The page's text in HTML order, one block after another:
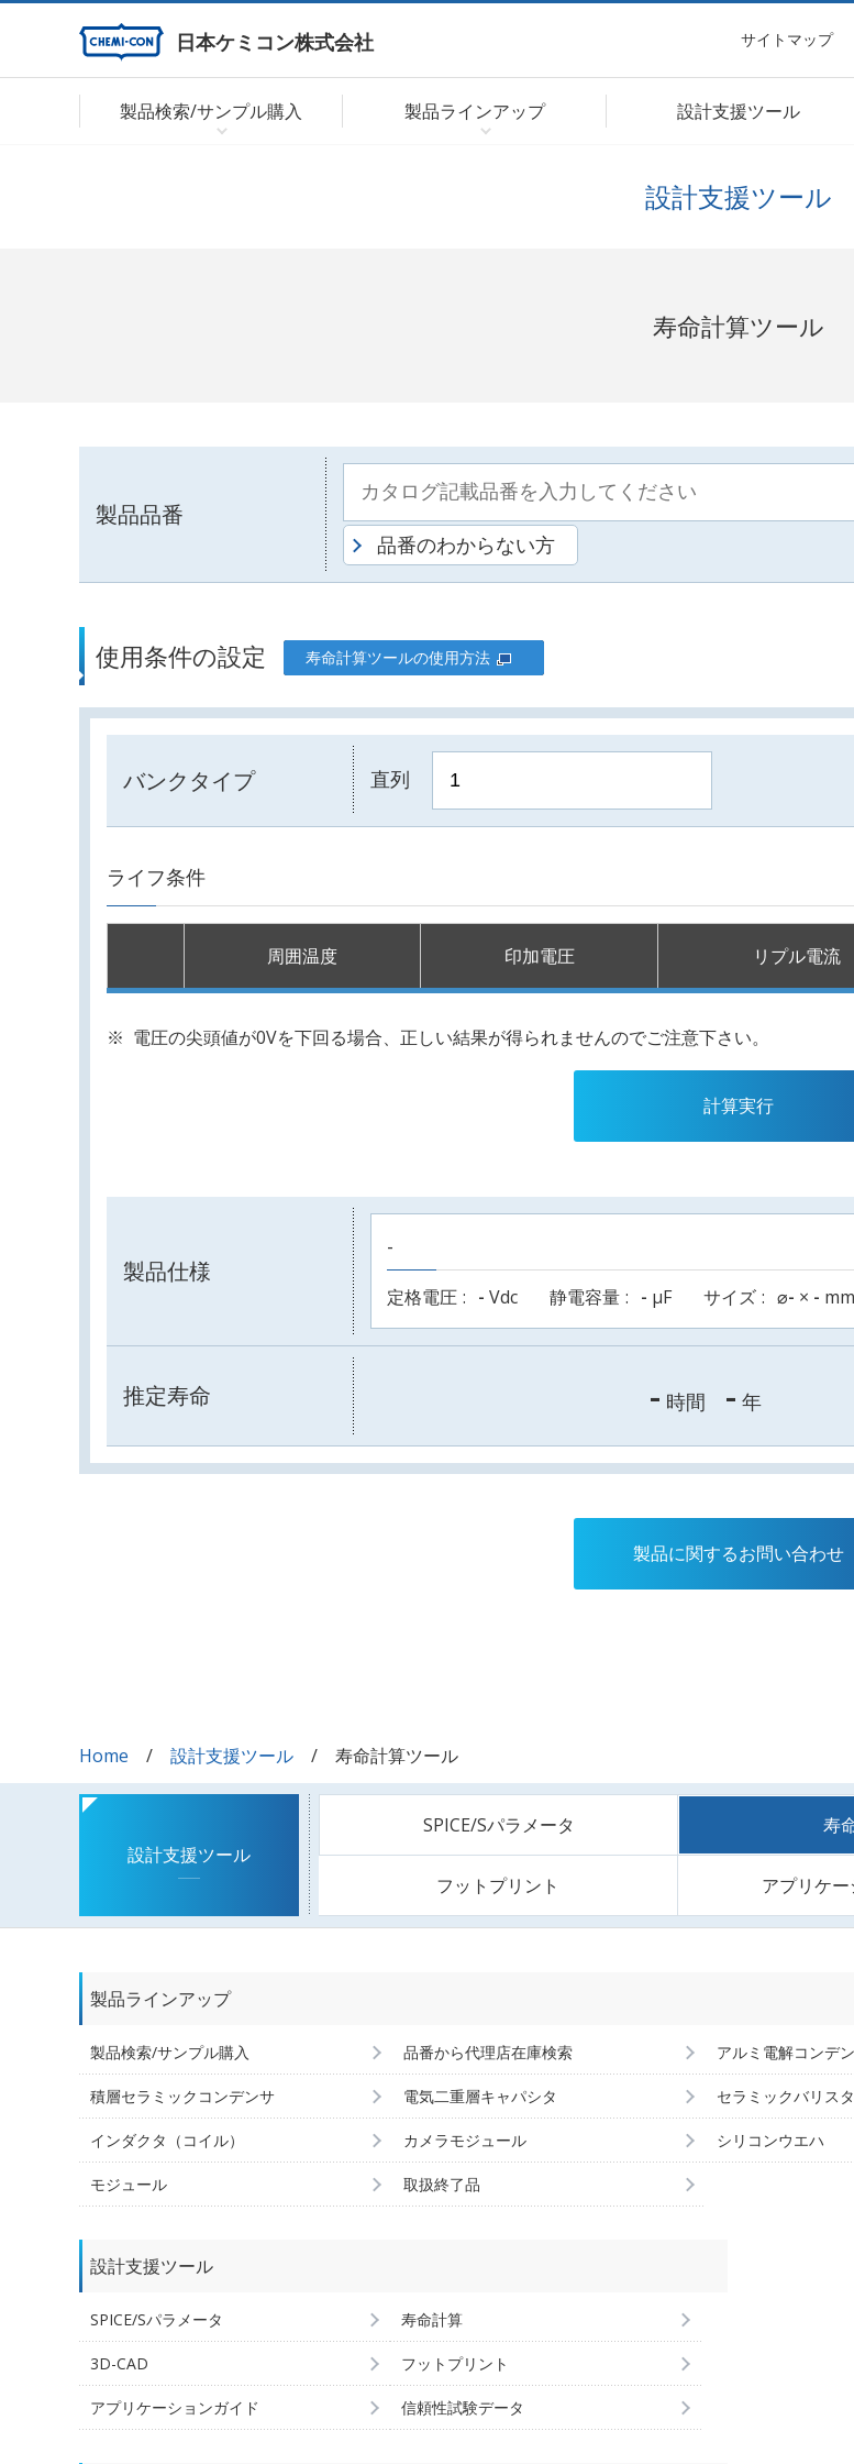
日本ケミコン株式会社 サイトマップ
製品検索/サンプル購入 製品ラインアップ 設計支援ツール
設計支援ツール
寿命計算ツール
製品品番
品番のわからない方
使用条件の設定 寿命計算ツールの使用方法
バンクタイプ 直列
ライフ条件
周囲温度 印加電圧 リプル電流
電圧の尖頭値が0Vを下回る場合、正しい結果が得られませんのでご注意下さい。
計算実行
製品仕様
-
定格電圧 - Vdc 静電容量 - µF サイズ ⌀- × - mm
推定寿命 - 時間 - 年
製品に関するお問い合わせ
Home 設計支援ツール 寿命計算ツール
設計支援ツール
SPICE/Sパラメータ 寿
フットプリント アプリケ
製品ラインアップ
製品検索/サンプル購入 品番から代理店在庫検索 アルミ電解コンデ
積層セラミックコンデンサ 電気二重層キャパシタ セラミックバリスタ
インダクタ（コイル） カメラモジュール シリコンウエハ
モジュール 取扱終了品
設計支援ツール
SPICE/Sパラメータ 寿命計算
3D-CAD フットプリント
アプリケーションガイド 信頼性試験データ